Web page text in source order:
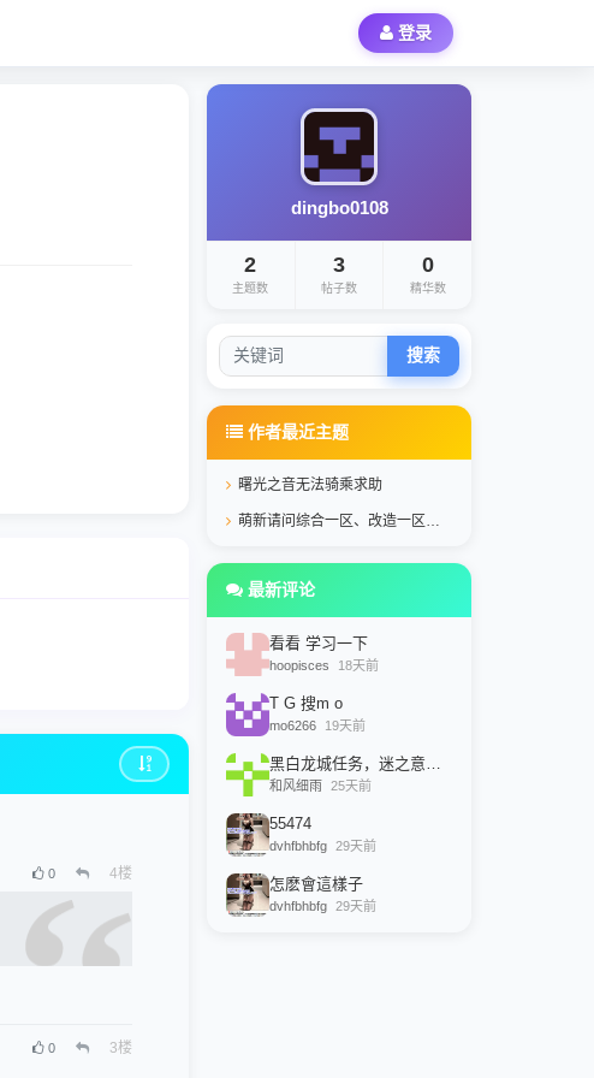
登录
0 4楼
0 3楼
dingbo0108
2
主题数
3
帖子数
0
精华数
搜索
作者最近主题
曙光之音无法骑乘求助
最新评论
看看 学习一下
hoopisces 18天前
T G 搜m o
mo6266 19天前
黑白龙城任务，迷之意志路线，和老龙说话，选是：黑色意志，
和风细雨 25天前
55474
dvhfbhbfg 29天前
怎麽會這樣子
dvhfbhbfg 29天前